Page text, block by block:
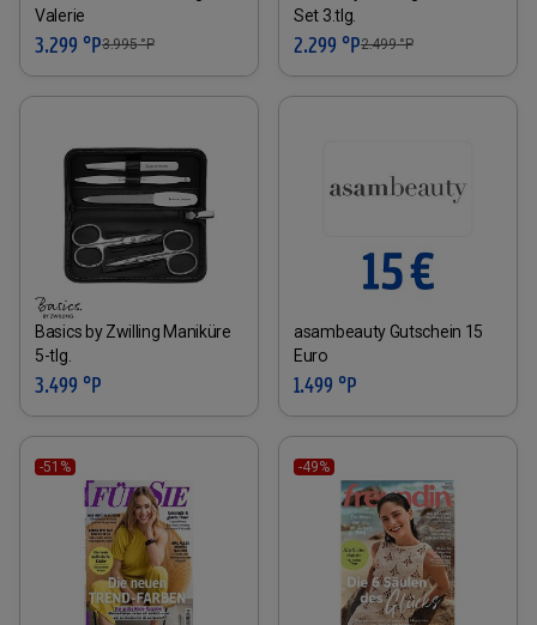
Valerie
3.299 °P3.995°P
Set 3.tlg.
2.299 °P2.499°P
Basics by Zwilling Maniküre
5-tlg.
3.499 °P
asambeauty Gutschein 15
Euro
1.499 °P
-51% -49%